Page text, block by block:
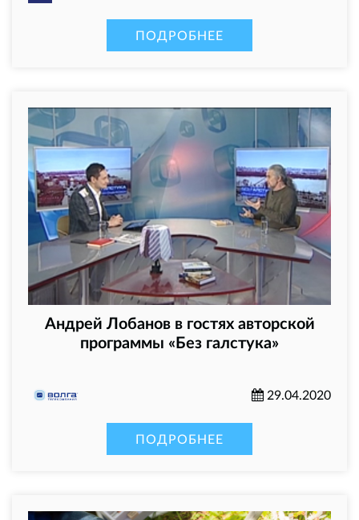
ПОДРОБНЕЕ
Андрей Лобанов в гостях авторской
программы «Без галстука»
29.04.2020
ПОДРОБНЕЕ